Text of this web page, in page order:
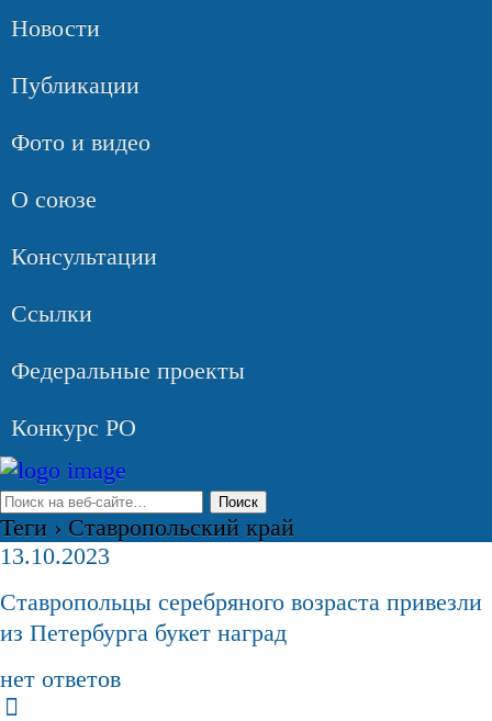
Новости
Публикации
Фото и видео
О союзе
Консультации
Ссылки
Федеральные проекты
Конкурс РО
Теги › Ставропольский край
13.10.2023
Ставропольцы серебряного возраста привезли
из Петербурга букет наград
нет ответов